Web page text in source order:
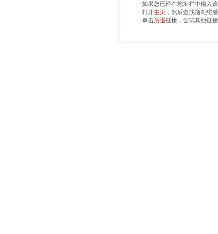
·如果您已经在地址栏中输入
·打开主页 ，然后查找指向您
·单击后退链接，尝试其他链